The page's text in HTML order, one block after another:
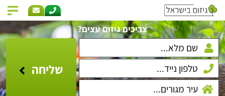
צריכים גיזום עצים?
שליחה